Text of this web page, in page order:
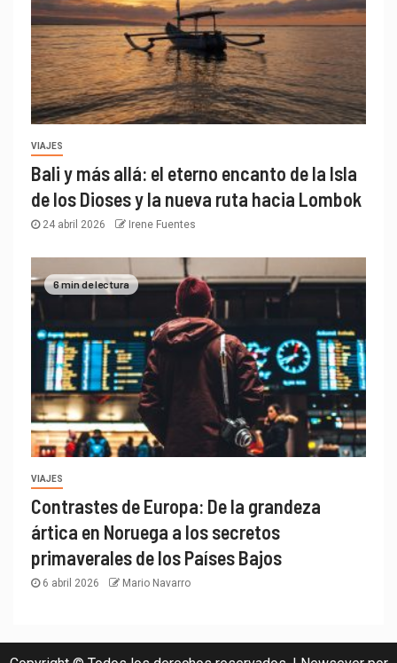
VIAJES
Bali y más allá: el eterno encanto de la Isla
de los Dioses y la nueva ruta hacia Lombok
24 abril 2026 Irene Fuentes
6 min de lectura
VIAJES
Contrastes de Europa: De la grandeza
ártica en Noruega a los secretos
primaverales de los Países Bajos
6 abril 2026 Mario Navarro